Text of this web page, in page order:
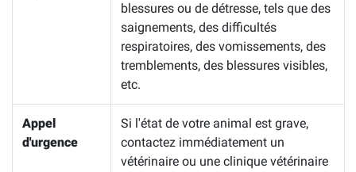
blessures ou de détresse, tels que des
saignements, des difficultés
respiratoires, des vomissements, des
tremblements, des blessures visibles,
etc.
Appel
d'urgence
Si l'état de votre animal est grave,
contactez immédiatement un
vétérinaire ou une clinique vétérinaire